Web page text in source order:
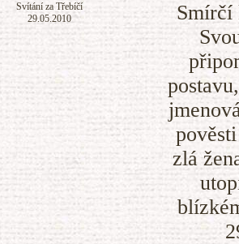
Svítání za Třebíčí
29.05.2010
Smírčí
zlá